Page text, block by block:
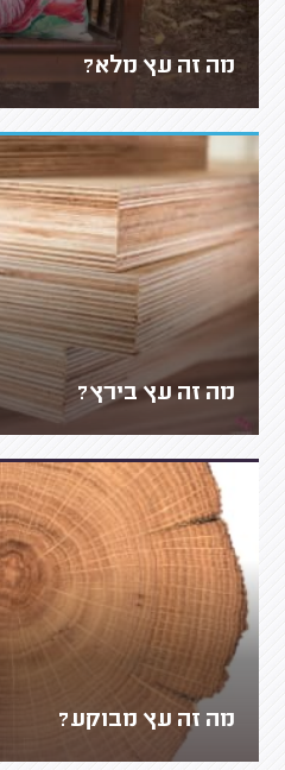
מה זה עץ מלא?
מה זה עץ בירץ?
מה זה עץ מבוקע?